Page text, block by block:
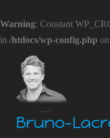
Warning: Constant
in /htdocs/wp-config.php
Bruno-